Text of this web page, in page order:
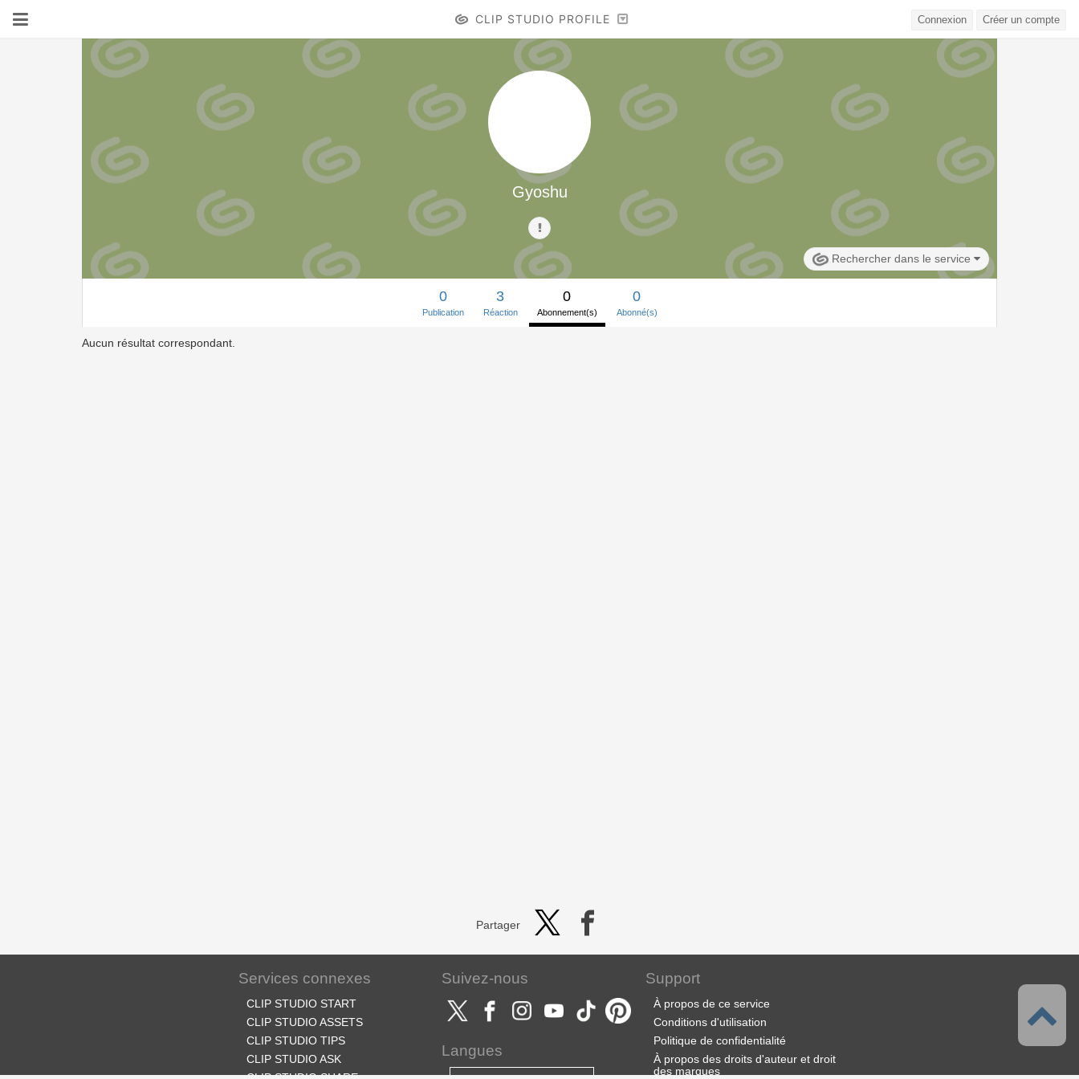
CLIP STUDIO PROFILE Connexion Créer un compte
Gyoshu
Rechercher dans le service
0
Publication
3
Réaction
0
Abonnement(s)
0
Abonné(s)
Aucun résultat correspondant.
Partager
Services connexes
CLIP STUDIO START
CLIP STUDIO ASSETS
CLIP STUDIO TIPS
CLIP STUDIO ASK
Suivez-nous
Langues
Support
À propos de ce service
Conditions d'utilisation
Politique de confidentialité
À propos des droits d'auteur et droit
des marques